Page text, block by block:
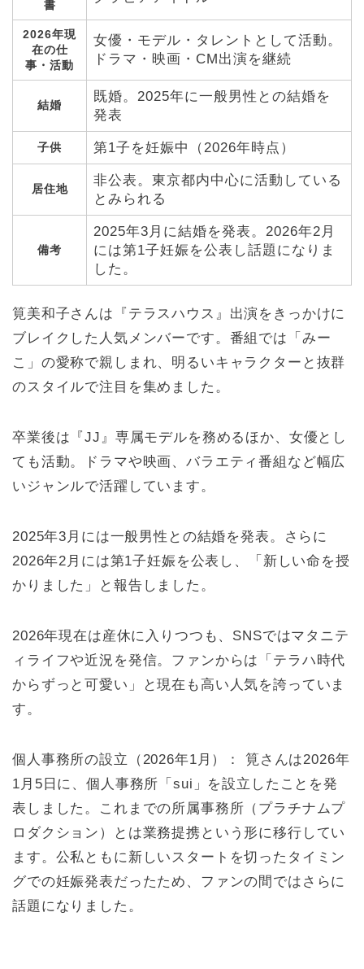
書
2026年現
在の仕
事・活動
女優・モデル・タレントとして活動。
ドラマ・映画・CM出演を継続
結婚
既婚。2025年に一般男性との結婚を
発表
子供 第1子を妊娠中（2026年時点）
居住地
非公表。東京都内中心に活動している
とみられる
備考
2025年3月に結婚を発表。2026年2月
には第1子妊娠を公表し話題になりま
した。
筧美和子さんは『テラスハウス』出演をきっかけに
ブレイクした人気メンバーです。番組では「みー
こ」の愛称で親しまれ、明るいキャラクターと抜群
のスタイルで注目を集めました。
卒業後は『JJ』専属モデルを務めるほか、女優とし
ても活動。ドラマや映画、バラエティ番組など幅広
いジャンルで活躍しています。
2025年3月には一般男性との結婚を発表。さらに
2026年2月には第1子妊娠を公表し、「新しい命を授
かりました」と報告しました。
2026年現在は産休に入りつつも、SNSではマタニテ
ィライフや近況を発信。ファンからは「テラハ時代
からずっと可愛い」と現在も高い人気を誇っていま
す。
個人事務所の設立（2026年1月）： 筧さんは2026年
1月5日に、個人事務所「sui」を設立したことを発
表しました。これまでの所属事務所（プラチナムプ
ロダクション）とは業務提携という形に移行してい
ます。公私ともに新しいスタートを切ったタイミン
グでの妊娠発表だったため、ファンの間ではさらに
話題になりました。